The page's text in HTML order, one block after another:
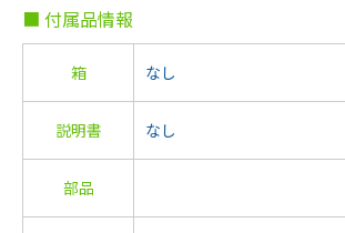
■ 付属品情報
箱 なし
説明書 なし
部品